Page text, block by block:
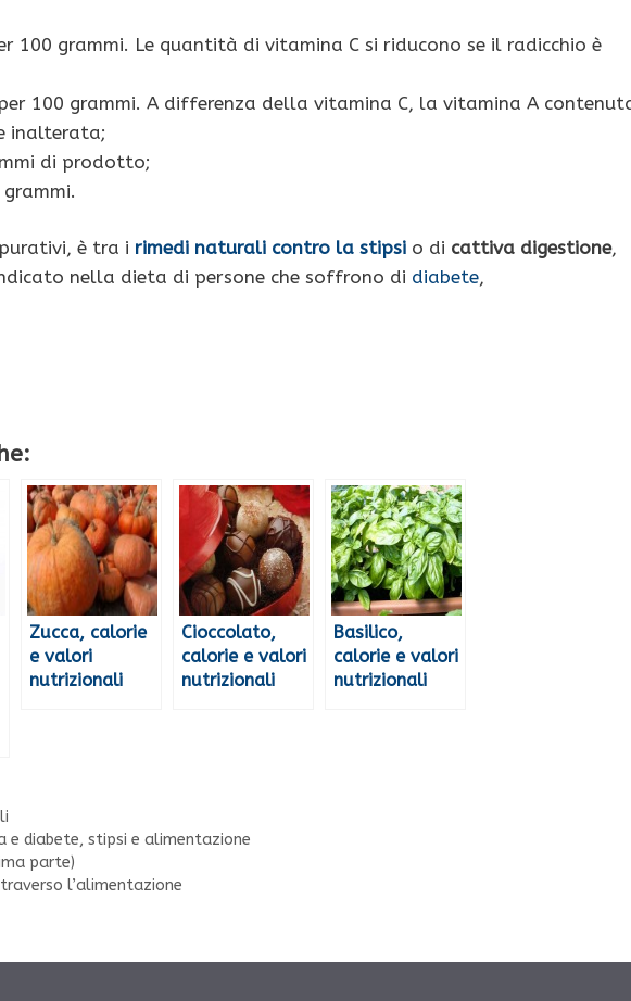
100 grammi. Le quantità di vitamina C si riducono se il radicchio è
100 grammi. A differenza della vitamina C, la vitamina A
inalterata;
di prodotto;
è tra i rimedi naturali contro la stipsi o di cattiva digestione,
nella dieta di persone che soffrono di diabete,
Zucca, calorie
e valori
nutrizionali
Cioccolato,
calorie e valori
nutrizionali
Basilico,
calorie e valori
nutrizionali
e diabete,stipsi e alimentazione
parte)
l’alimentazione